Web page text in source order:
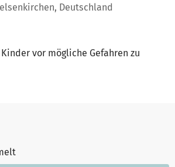
Deutschland
vor mögliche Gefahren zu